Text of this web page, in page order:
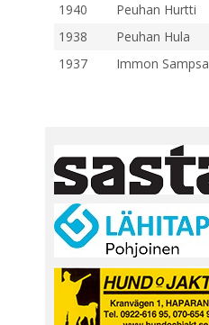
1940
Peuhan Hurtti
1938
Peuhan Hula
1937
Immon Sampsa